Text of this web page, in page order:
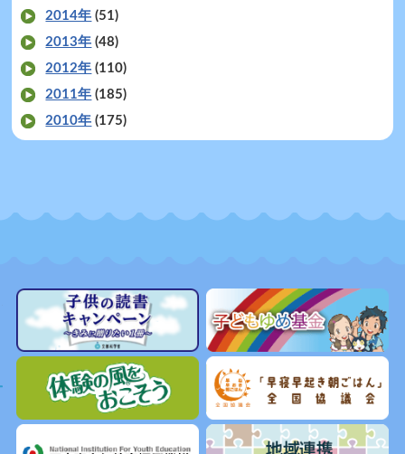
2014年 (51)
2013年 (48)
2012年 (110)
2011年 (185)
2010年 (175)